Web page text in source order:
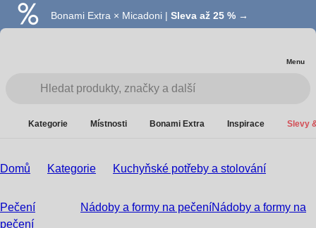
Bonami Extra × Micadoni | Sleva až 25 % →
Summer Sale | Ušetřete až 40 % →
Menu
Kategorie Místnosti Bonami Extra Inspirace Slevy
Domů Kategorie Kuchyňské potřeby a stolování
Pečení Nádoby a formy na pečeníNádoby a formy na
pečení